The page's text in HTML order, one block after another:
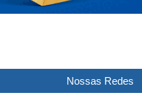
Nossas Redes